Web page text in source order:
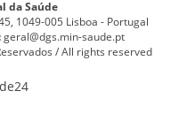
da Saúde
1049-005 Lisboa - Portugal
geral@dgs.min-saude.pt
/ All rights reserved